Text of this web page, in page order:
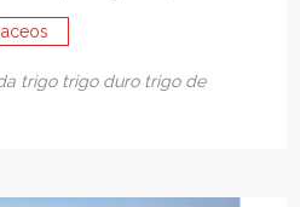
trigo trigo duro trigo de